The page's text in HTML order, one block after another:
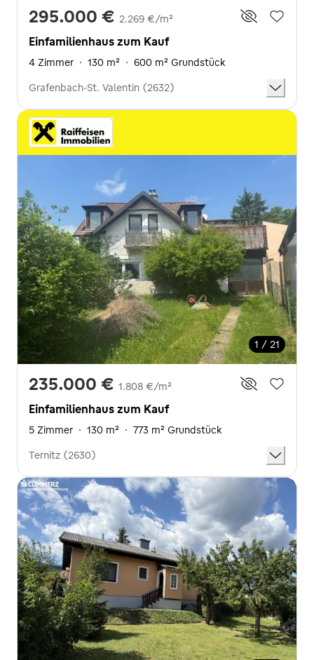
295.000 € 2.269 €/m²
Einfamilienhaus zum Kauf
4 Zimmer · 130 m² · 600 m² Grundstück
Grafenbach-St. Valentin (2632)
1 / 21
235.000 € 1.808 €/m²
Einfamilienhaus zum Kauf
5 Zimmer · 130 m² · 773 m² Grundstück
Ternitz (2630)